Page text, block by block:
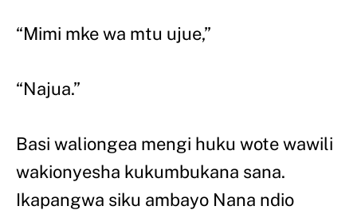
“Mimi mke wa mtu ujue,”
“Najua.”
Basi waliongea mengi huku wote wawili
wakionyesha kukumbukana sana.
Ikapangwa siku ambayo Nana ndio